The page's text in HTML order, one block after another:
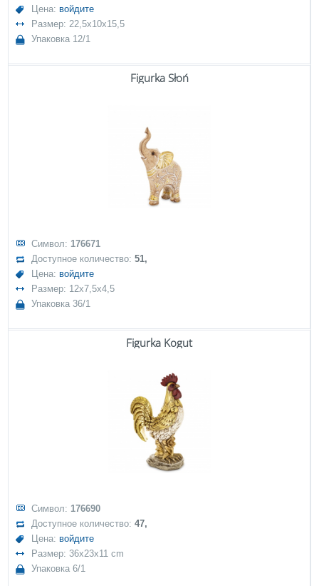
Цена: войдите
Размер: 22,5x10x15,5
Упаковка 12/1
Figurka Słoń
Символ: 176671
Доступное количество:51,
Цена: войдите
Размер: 12x7,5x4,5
Упаковка 36/1
Figurka Kogut
Символ: 176690
Доступное количество:47,
Цена: войдите
Размер: 36x23x11 cm
Упаковка 6/1